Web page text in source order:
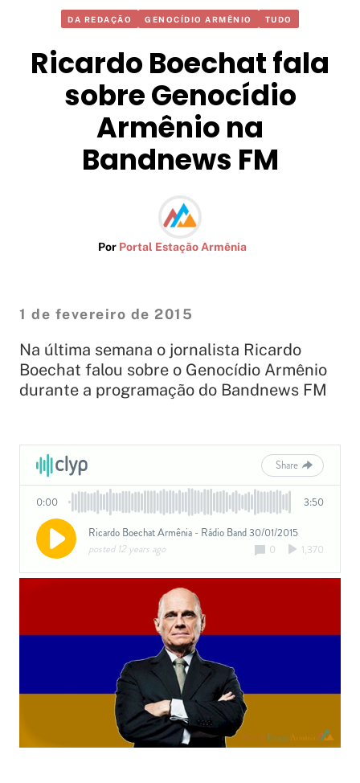
DA REDAÇÃO GENOCÍDIO ARMÊNIO TUDO
Ricardo Boechat fala
sobre Genocídio
Armênio na
Bandnews FM
Por Portal Estação Armênia
1 de fevereiro de 2015
Na última semana o jornalista Ricardo
Boechat falou sobre o Genocídio Armênio
durante a programação do Bandnews FM